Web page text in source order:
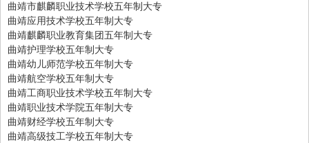
曲靖市麒麟职业技术学校五年制大专
曲靖应用技术学校五年制大专
曲靖麒麟职业教育集团五年制大专
曲靖护理学校五年制大专
曲靖幼儿师范学校五年制大专
曲靖航空学校五年制大专
曲靖工商职业技术学校五年制大专
曲靖职业技术学院五年制大专
曲靖财经学校五年制大专
曲靖高级技工学校五年制大专